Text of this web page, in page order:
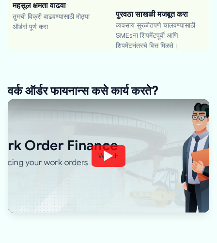
महसूल क्षमता वाढवा
तुमची विक्री वाढवण्यासाठी मोठ्या
ऑर्डर्स पूर्ण करा
पुरवठा साखळी मजबूत करा
व्यवसाय सुरळीतपणे चालवण्यासाठी
SMEsना शिपमेंटपूर्वी आणि
शिपमेंटनंतरचे वित्त मिळते।
वर्क ऑर्डर फायनान्स कसे कार्य करते?
Watch